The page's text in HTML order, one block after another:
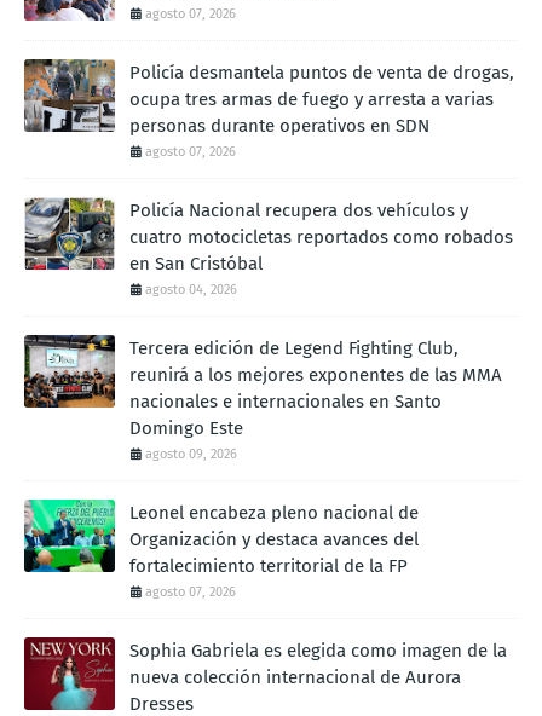
agosto 07, 2026
Policía desmantela puntos de venta de drogas,
ocupa tres armas de fuego y arresta a varias
personas durante operativos en SDN
agosto 07, 2026
Policía Nacional recupera dos vehículos y
cuatro motocicletas reportados como robados
en San Cristóbal
agosto 04, 2026
Tercera edición de Legend Fighting Club,
reunirá a los mejores exponentes de las MMA
nacionales e internacionales en Santo
Domingo Este
agosto 09, 2026
Leonel encabeza pleno nacional de
Organización y destaca avances del
fortalecimiento territorial de la FP
agosto 07, 2026
Sophia Gabriela es elegida como imagen de la
nueva colección internacional de Aurora
Dresses